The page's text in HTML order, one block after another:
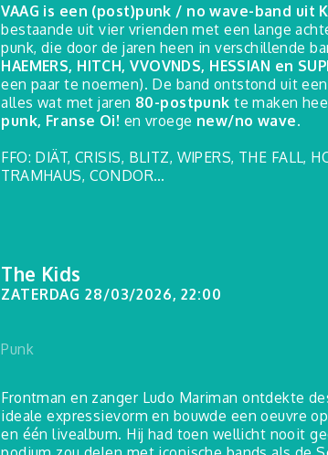
VAAG is een (post)punk / no wave-band uit
bestaande uit vier vrienden met een lange
punk, die door de jaren heen in verschillende
HAEMERS, HITCH, VVOVNDS, HESSIAN en
een paar te noemen). De band ontstond uit
alles wat met jaren 80-postpunk te maken
punk, Franse Oi! en vroege new/no wave.
FFO: DIÄT, CRISIS, BLITZ, WIPERS, THE FALL,
TRAMHAUS, CONDOR…
The Kids
ZATERDAG 28/03/2026, 22:00
Punk
Frontman en zanger Ludo Mariman ontdekte
ideale expressievorm en bouwde een oeuvre
en één livealbum. Hij had toen wellicht nooit